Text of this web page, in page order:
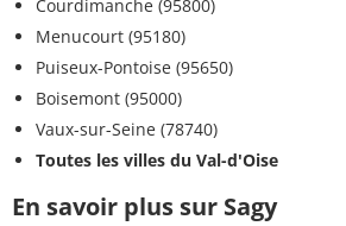
Courdimanche (95800)
Menucourt (95180)
Puiseux-Pontoise (95650)
Boisemont (95000)
Vaux-sur-Seine (78740)
Toutes les villes du Val-d'Oise
En savoir plus sur Sagy